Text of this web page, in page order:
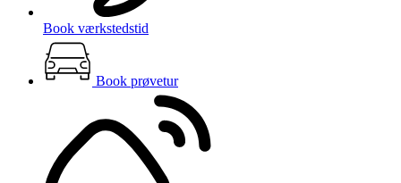
Book værkstedstid
Book prøvetur